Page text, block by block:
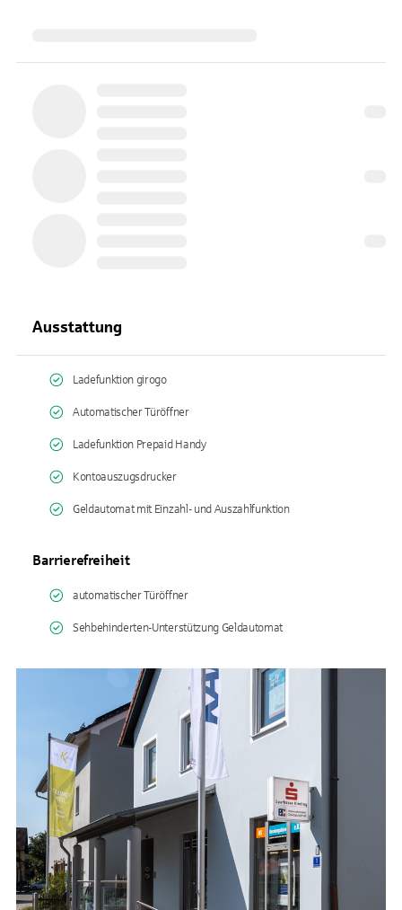
Ausstattung
Ladefunktion girogo
Automatischer Türöffner
Ladefunktion Prepaid Handy
Kontoauszugsdrucker
Geldautomat mit Einzahl- und Auszahlfunktion
Barrierefreiheit
automatischer Türöffner
Sehbehinderten-Unterstützung Geldautomat